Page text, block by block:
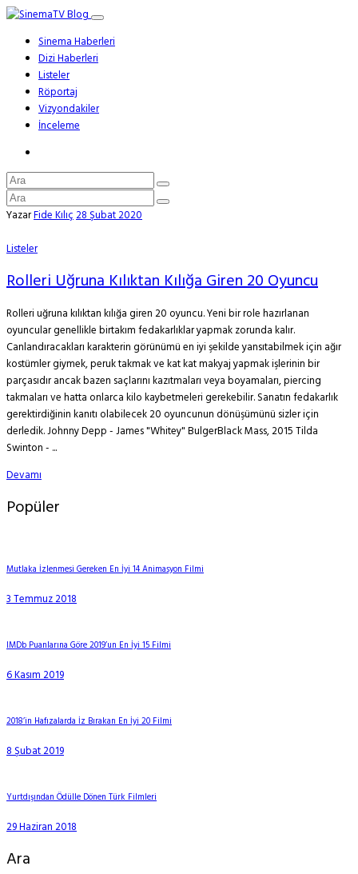
Sinema Haberleri
Dizi Haberleri
Listeler
Röportaj
Vizyondakiler
İnceleme
YazarFide Kılıç28 Şubat 2020
Listeler
Rolleri Uğruna Kılıktan Kılığa Giren 20 Oyuncu
Rolleri uğruna kılıktan kılığa giren 20 oyuncu. Yeni bir role hazırlanan
oyuncular genellikle birtakım fedakarlıklar yapmak zorunda kalır.
Canlandıracakları karakterin görünümü en iyi şekilde yansıtabilmek için ağır
kostümler giymek, peruk takmak ve kat kat makyaj yapmak işlerinin bir
parçasıdır ancak bazen saçlarını kazıtmaları veya boyamaları, piercing
takmaları ve hatta onlarca kilo kaybetmeleri gerekebilir. Sanatın fedakarlık
gerektirdiğinin kanıtı olabilecek 20 oyuncunun dönüşümünü sizler için
derledik. Johnny Depp - James "Whitey" BulgerBlack Mass, 2015 Tilda
Swinton - ...
Devamı
Popüler
Mutlaka İzlenmesi Gereken En İyi 14 Animasyon Filmi
3 Temmuz 2018
IMDb Puanlarına Göre 2019’un En İyi 15 Filmi
6 Kasım 2019
2018’in Hafızalarda İz Bırakan En İyi 20 Filmi
8 Şubat 2019
Yurtdışından Ödülle Dönen Türk Filmleri
29 Haziran 2018
Ara